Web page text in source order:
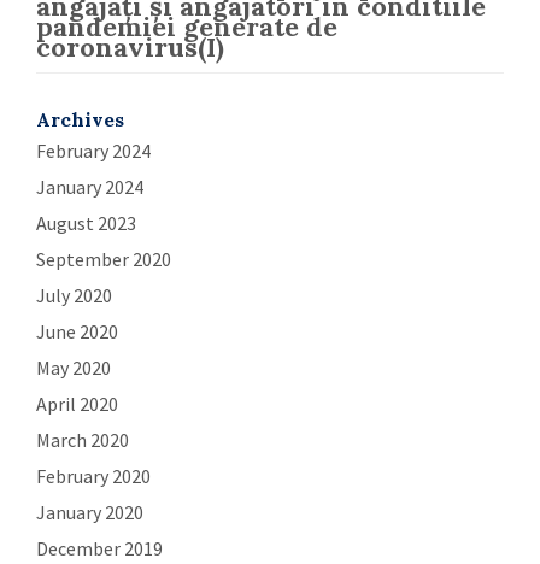
pandemiei generate de
coronavirus(I)
Archives
February 2024
January 2024
August 2023
September 2020
July 2020
June 2020
May 2020
April 2020
March 2020
February 2020
January 2020
December 2019